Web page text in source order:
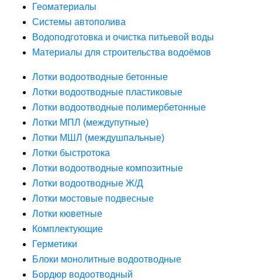
Геоматериалы
Системы автополива
Водоподготовка и очистка питьевой воды
Материалы для строительства водоёмов
Лотки водоотводные бетонные
Лотки водоотводные пластиковые
Лотки водоотводные полимербетонные
Лотки МПЛ (междупутные)
Лотки МШЛ (междушпальные)
Лотки быстротока
Лотки водоотводные композитные
Лотки водоотводные Ж/Д
Лотки мостовые подвесные
Лотки кюветные
Комплектующие
Герметики
Блоки монолитные водоотводные
Бордюр водоотводный